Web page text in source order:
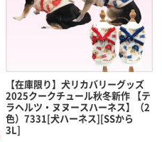
【在庫限り】犬リカバリーグッズ
2025クークチュール秋冬新作 【テ
ラヘルツ・ヌヌースハーネス】（2
色）7331[犬ハーネス][SSから
3L]